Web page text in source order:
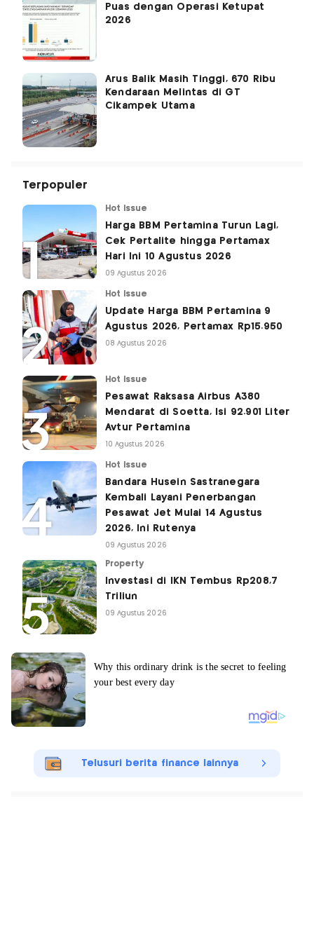
Puas dengan Operasi Ketupat
2026
Arus Balik Masih Tinggi, 670 Ribu
Kendaraan Melintas di GT
Cikampek Utama
Terpopuler
Hot Issue
Harga BBM Pertamina Turun Lagi,
Cek Pertalite hingga Pertamax
Hari Ini 10 Agustus 2026
09 Agustus 2026
Hot Issue
Update Harga BBM Pertamina 9
Agustus 2026, Pertamax Rp15.950
08 Agustus 2026
Hot Issue
Pesawat Raksasa Airbus A380
Mendarat di Soetta, Isi 92.901 Liter
Avtur Pertamina
10 Agustus 2026
Hot Issue
Bandara Husein Sastranegara
Kembali Layani Penerbangan
Pesawat Jet Mulai 14 Agustus
2026, Ini Rutenya
09 Agustus 2026
Property
Investasi di IKN Tembus Rp208,7
Triliun
09 Agustus 2026
Telusuri berita finance lainnya